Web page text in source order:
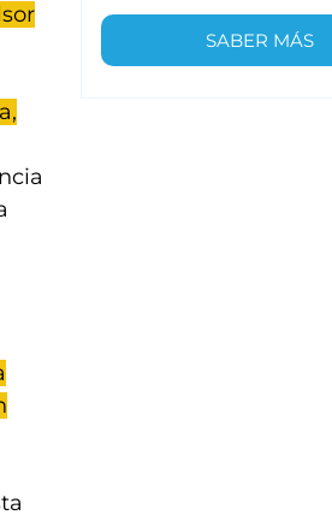
SABER MÁS